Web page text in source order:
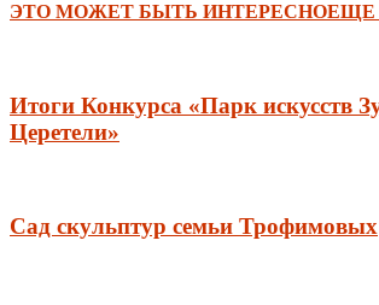
ЭТО МОЖЕТ БЫТЬ ИНТЕРЕСНОЕЩЕ
Итоги Конкурса «Парк искусств
Церетели»
Сад скульптур семьи Трофимовых